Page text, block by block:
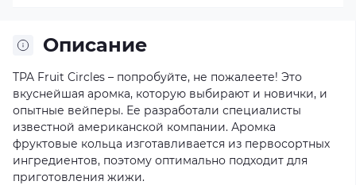
Описание
TPA Fruit Circles – попробуйте, не пожалеете! Это
вкуснейшая аромка, которую выбирают и новички, и
опытные вейперы. Ее разработали специалисты
известной американской компании. Аромка
фруктовые кольца изготавливается из первосортных
ингредиентов, поэтому оптимально подходит для
приготовления жижи.